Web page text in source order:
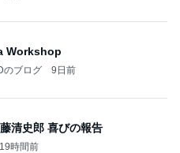
Workshop
ブログ 9日前
清史郎 喜びの報告
19時間前